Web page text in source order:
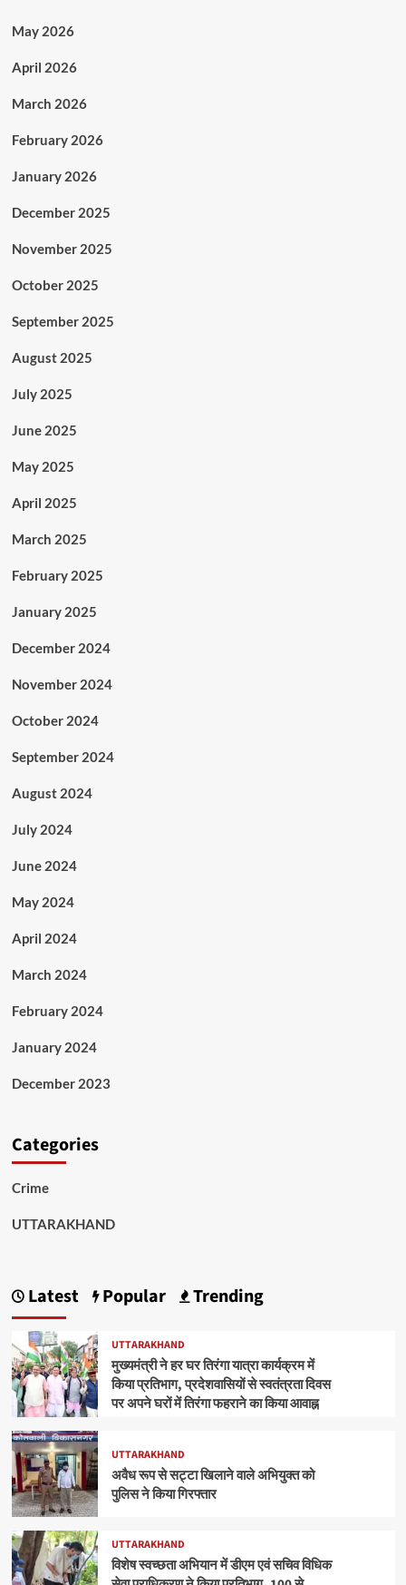
May 2026
April 2026
March 2026
February 2026
January 2026
December 2025
November 2025
October 2025
September 2025
August 2025
July 2025
June 2025
May 2025
April 2025
March 2025
February 2025
January 2025
December 2024
November 2024
October 2024
September 2024
August 2024
July 2024
June 2024
May 2024
April 2024
March 2024
February 2024
January 2024
December 2023
Categories
Crime
UTTARAKHAND
Latest Popular Trending
UTTARAKHAND
मुख्यमंत्री ने हर घर तिरंगा यात्रा कार्यक्रम में
किया प्रतिभाग, प्रदेशवासियों से स्वतंत्रता दिवस
पर अपने घरों में तिरंगा फहराने का किया आवाह्न
UTTARAKHAND
अवैध रूप से सट्टा खिलाने वाले अभियुक्त को
पुलिस ने किया गिरफ्तार
UTTARAKHAND
विशेष स्वच्छता अभियान में डीएम एवं सचिव विधिक